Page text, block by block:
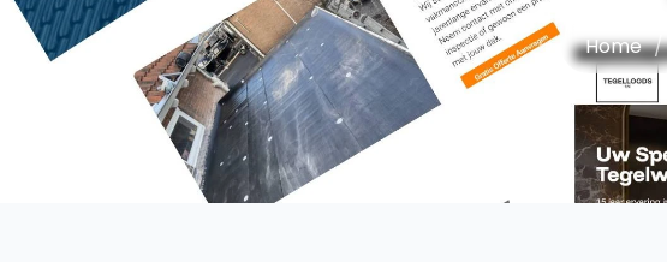
Home /